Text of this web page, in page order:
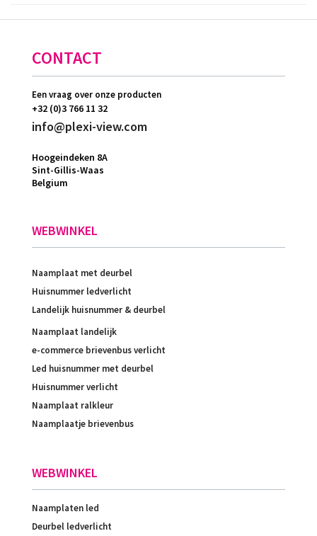
CONTACT
Een vraag over onze producten
+32 (0)3 766 11 32
info@plexi-view.com
Hoogeindeken 8A
Sint-Gillis-Waas
Belgium
WEBWINKEL
Naamplaat met deurbel
Huisnummer ledverlicht
Landelijk huisnummer & deurbel
Naamplaat landelijk
e-commerce brievenbus verlicht
Led huisnummer met deurbel
Huisnummer verlicht
Naamplaat ralkleur
Naamplaatje brievenbus
WEBWINKEL
Naamplaten led
Deurbel ledverlicht